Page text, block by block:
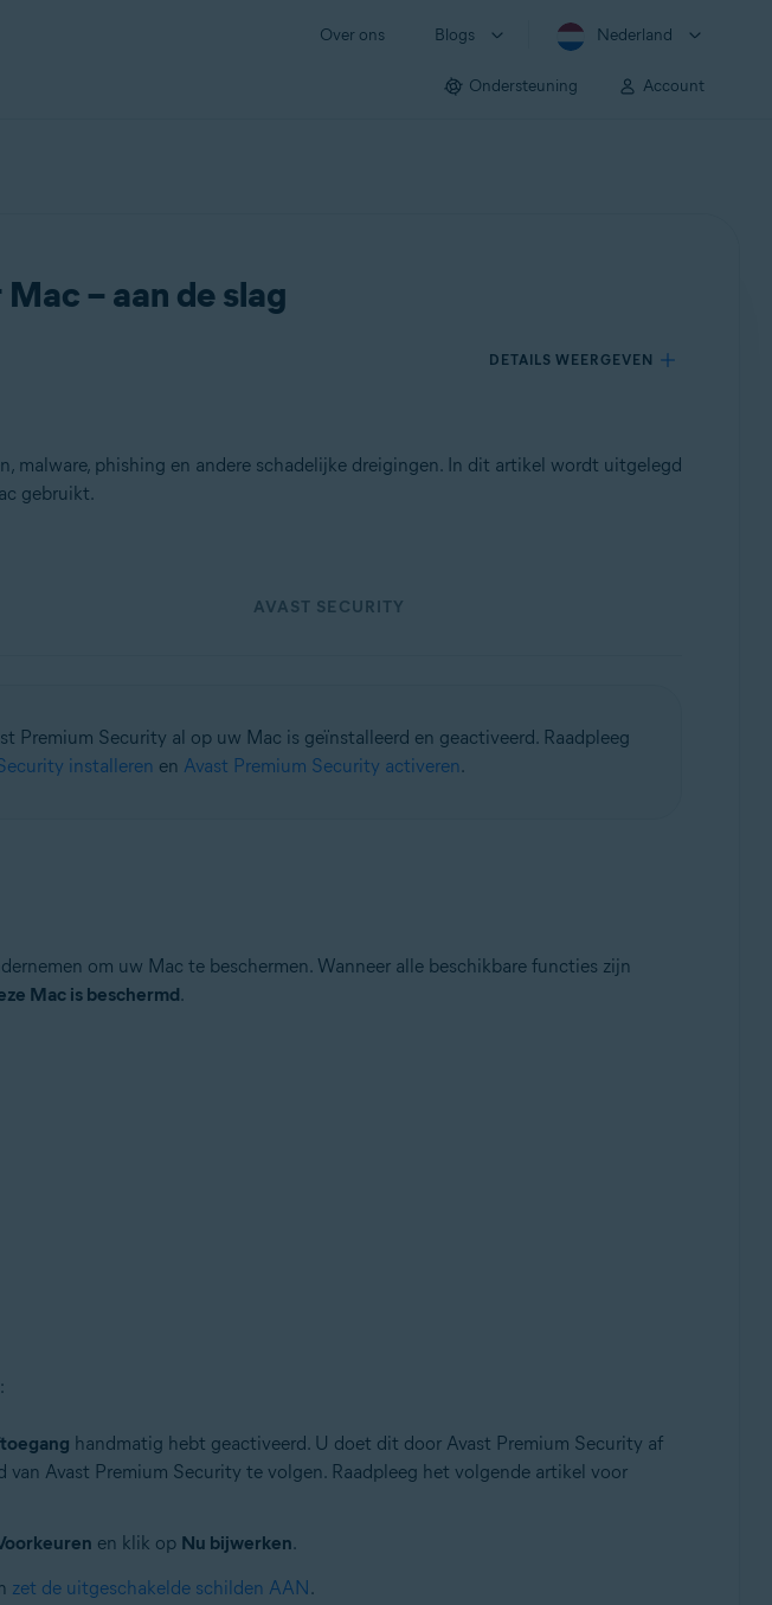
Over ons Blogs Nederland
Ondersteuning Account
– aan de slag
DETAILS WEERGEVEN
malware, phishing en andere schadelijke dreigingen. In dit artikel wordt uitgelegd
gebruikt.
AVAST SECURITY
Premium Security al op uw Mac is geïnstalleerd en geactiveerd. Raadpleeg
installeren en Avast Premium Security activeren.
om uw Mac te beschermen. Wanneer alle beschikbare functies zijn
Mac is beschermd.
handmatig hebt geactiveerd. U doet dit door Avast Premium Security af
Avast Premium Security te volgen. Raadpleeg het volgende artikel voor
en klik op Nu bijwerken.
zet de uitgeschakelde schilden AAN.